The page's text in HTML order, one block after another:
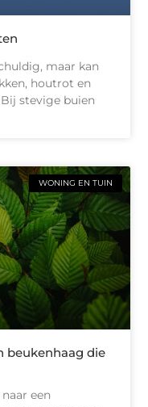
maar kan
houtrot en
stevige buien
WONING EN TUIN
beukenhaag die
een